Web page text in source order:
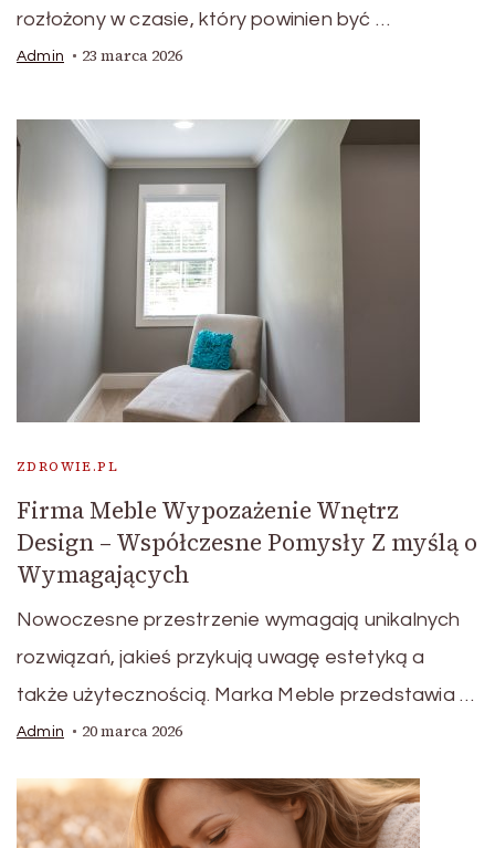
rozłożony w czasie, który powinien być …
Admin 23 marca 2026
ZDROWIE.PL
Firma Meble Wypozażenie Wnętrz
Design – Współczesne Pomysły Z myślą o
Wymagających
Nowoczesne przestrzenie wymagają unikalnych
rozwiązań, jakieś przykują uwagę estetyką a
także użytecznością. Marka Meble przedstawia …
Admin 20 marca 2026